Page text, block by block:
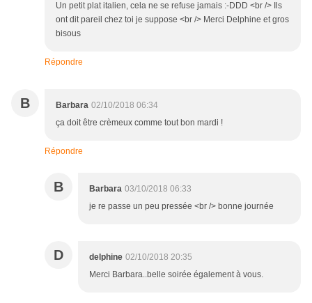
Un petit plat italien, cela ne se refuse jamais :-DDD <br /> Ils
ont dit pareil chez toi je suppose <br /> Merci Delphine et gros
bisous
Répondre
B Barbara 02/10/2018 06:34
ça doit être crèmeux comme tout bon mardi !
Répondre
B Barbara 03/10/2018 06:33
je re passe un peu pressée <br /> bonne journée
D delphine 02/10/2018 20:35
Merci Barbara..belle soirée également à vous.